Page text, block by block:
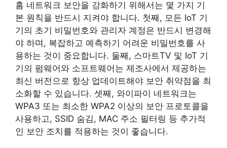
홈 네트워크 보안을 강화하기 위해서는 몇 가지 기
본 원칙을 반드시 지켜야 합니다. 첫째, 모든 IoT 기
기의 초기 비밀번호와 관리자 계정은 반드시 변경해
야 하며, 복잡하고 예측하기 어려운 비밀번호를 사
용하는 것이 중요합니다. 둘째, 스마트TV 및 IoT 기
기의 펌웨어와 소프트웨어는 제조사에서 제공하는
최신 버전으로 항상 업데이트해야 보안 취약점을 최
소화할 수 있습니다. 셋째, 와이파이 네트워크는
WPA3 또는 최소한 WPA2 이상의 보안 프로토콜을
사용하고, SSID 숨김, MAC 주소 필터링 등 추가적
인 보안 조치를 적용하는 것이 좋습니다.